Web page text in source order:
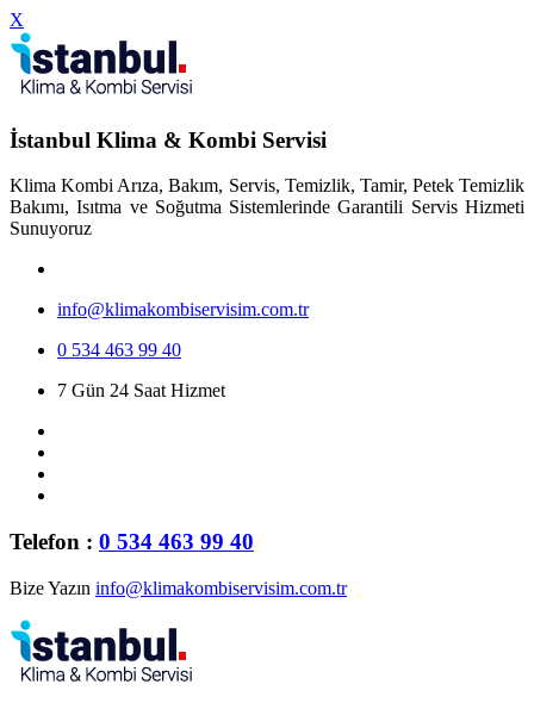
X
İstanbul Klima & Kombi Servisi
Klima Kombi Arıza, Bakım, Servis, Temizlik, Tamir, Petek Temizlik
Bakımı, Isıtma ve Soğutma Sistemlerinde Garantili Servis Hizmeti
Sunuyoruz
info@klimakombiservisim.com.tr
0 534 463 99 40
7 Gün 24 Saat Hizmet
Telefon : 0 534 463 99 40
Bize Yazın info@klimakombiservisim.com.tr